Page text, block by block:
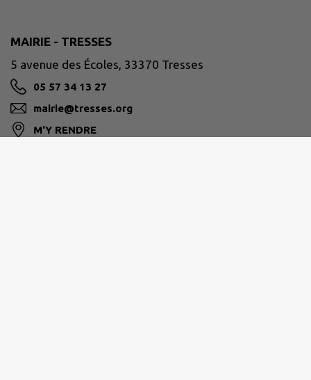
MAIRIE - TRESSES
5 avenue des Écoles, 33370 Tresses
05 57 34 13 27
mairie@tresses.org
M'Y RENDRE